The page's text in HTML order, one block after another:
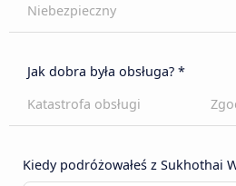
Niebezpieczny
Jak dobra była obsługa? *
Katastrofa obsługi
Kiedy podróżowałeś z Sukhothai